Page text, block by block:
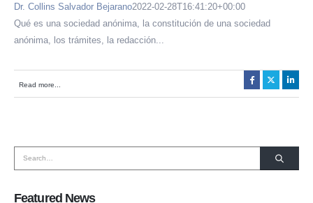
Dr. Collins Salvador Bejarano2022-02-28T16:41:20+00:00
Qué es una sociedad anónima, la constitución de una sociedad
anónima, los trámites, la redacción...
Read more...
Featured News
HORARIO DE ATENCIÓN:
SOMOS MIEMBROS DE: